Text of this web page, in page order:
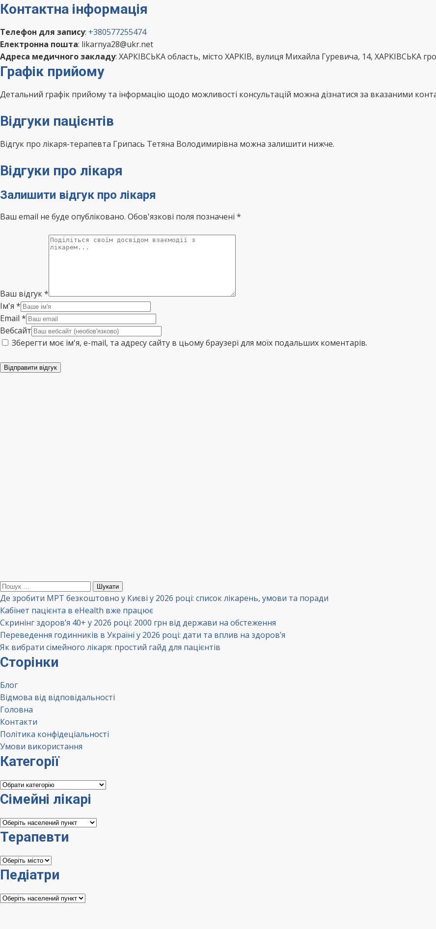
Контактна інформація
Телефон для запису: +380577255474
Електронна пошта: likarnya28@ukr.net
Адреса медичного закладу: ХАРКІВСЬКА область, місто ХАРКІВ, вулиця Михайла Гуревича, 14, ХАРКІВСЬКА
Графік прийому
Детальний графік прийому та інформацію щодо можливості консультацій можна дізнатися за вказаними
Відгуки пацієнтів
Відгук про лікаря-терапевта Грипась Тетяна Володимирівна можна залишити нижче.
Відгуки про лікаря
Залишити відгук про лікаря
Ваш email не буде опубліковано. Обов'язкові поля позначені *
Ваш відгук*
Ім'я *
Email *
Вебсайт
Зберегти моє ім'я, e-mail, та адресу сайту в цьому браузері для моїх подальших коментарів.
Відправити відгук
Пошук:
Де зробити МРТ безкоштовно у Києві у 2026 році: список лікарень, умови та поради
Кабінет пацієнта в eHealth вже працює
Скринінг здоров’я 40+ у 2026 році: 2000 грн від держави на обстеження
Переведення годинників в Україні у 2026 році: дати та вплив на здоров’я
Як вибрати сімейного лікаря: простий гайд для пацієнтів
Сторінки
Блог
Відмова від відповідальності
Головна
Контакти
Політика конфідеціальності
Умови використання
Категорії
Категорії
Сімейні лікарі
Сімейні
лікарі
Терапевти
Терапевти
Педіатри
Педіатри